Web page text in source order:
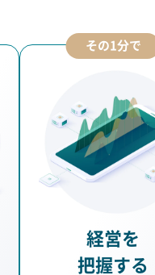
その1分で
経営を
把握する